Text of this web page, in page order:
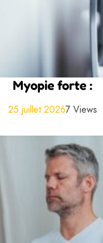
Myopie forte :
25 juillet 20267 Views